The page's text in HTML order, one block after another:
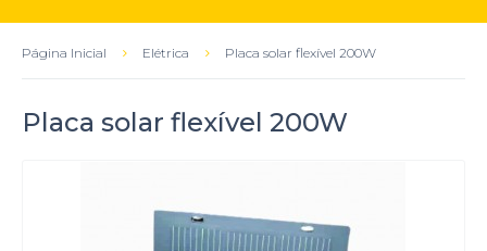
Página Inicial Elétrica Placa solar flexível 200W
Placa solar flexível 200W